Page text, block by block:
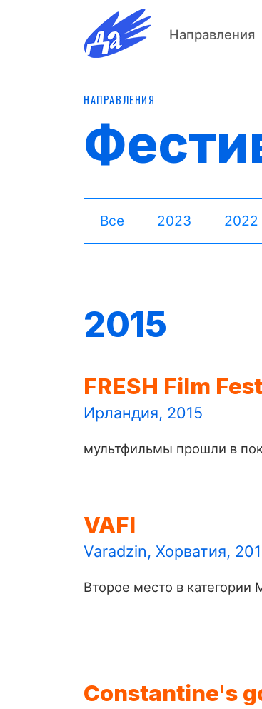
Направления
НАПРАВЛЕНИЯ
Все 2023 2022
2015
FRESH Film
Ирландия, 2015
мультфильмы прошли в
VAFI
Varadzin, Хорватия,
Второе место в категории
Constantine's